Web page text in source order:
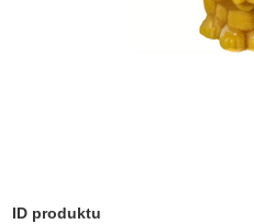
ID produktu